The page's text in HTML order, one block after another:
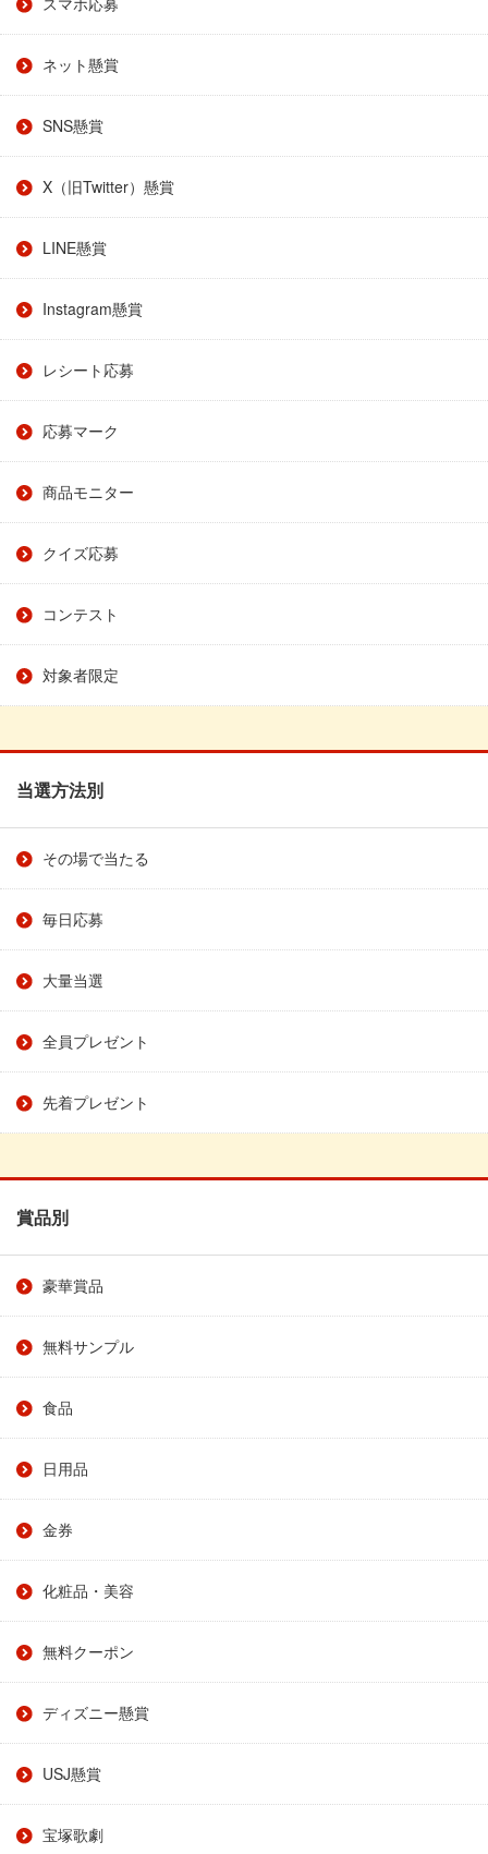
ネット懸賞
SNS懸賞
X（旧Twitter）懸賞
LINE懸賞
Instagram懸賞
レシート応募
応募マーク
商品モニター
クイズ応募
コンテスト
対象者限定
当選方法別
その場で当たる
毎日応募
大量当選
全員プレゼント
先着プレゼント
賞品別
豪華賞品
無料サンプル
食品
日用品
金券
化粧品・美容
無料クーポン
ディズニー懸賞
USJ懸賞
宝塚歌劇